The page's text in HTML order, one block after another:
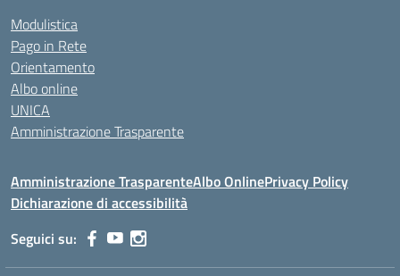
Modulistica
Pago in Rete
Orientamento
Albo online
UNICA
Amministrazione Trasparente
Amministrazione TrasparenteAlbo OnlinePrivacy Policy
Dichiarazione di accessibilità
Seguici su: